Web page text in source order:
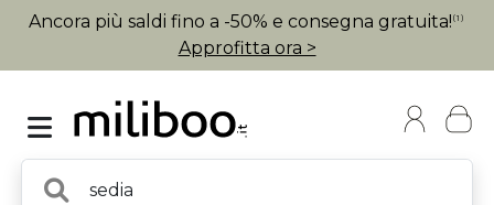
Ancora più saldi fino a -50% e consegna gratuita! (1)
Approfitta ora >